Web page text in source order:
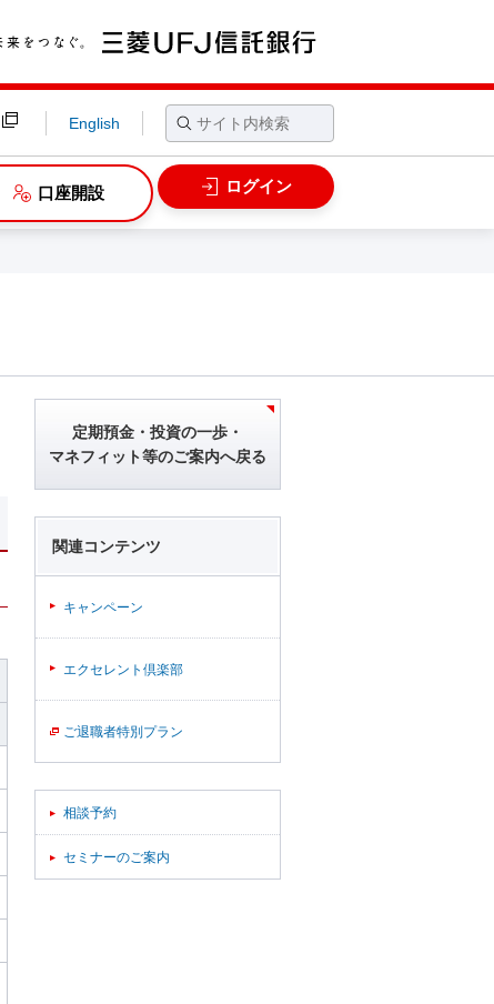
English
口座開設 ログイン
定期預金・投資の一歩・
マネフィット等のご案内へ戻る
関連コンテンツ
キャンペーン
エクセレント倶楽部
ご退職者特別プラン
相談予約
セミナーのご案内